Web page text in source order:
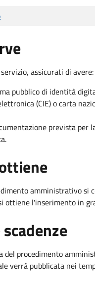
assicurati di avere:
pubblico di identità
(CIE) o carta
prevista per
amministrativo si
ottiene l'inserimento in
del procedimento
verrà pubblicata nei